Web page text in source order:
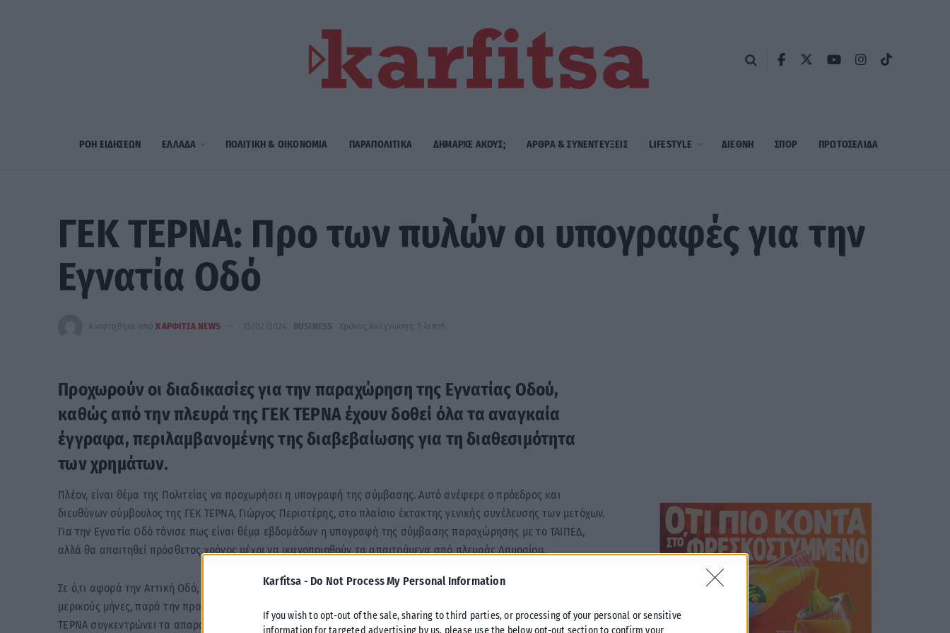
Karfitsa - Do Not Process My Personal Information
If you wish to opt-out of the sale, sharing to third parties, or processing of your personal or sensitive
information for targeted advertising by us, please use the below opt-out section to confirm your
ΡΟΗ ΕΙΔΗΣΕΩΝ ΕΛΛΑΔΑ ΠΟΛΙΤΙΚΗ & ΟΙΚΟΝΟΜΙΑ ΠΑΡΑΠΟΛΙΤΙΚΑ ΔΗΜΑΡΧE ΑΚΟΥΣ; ΑΡΘΡΑ & ΣΥΝΕΝΤΕΥΞΕΙΣ LIFESTYLE ΔΙΕΘΝΗ ΣΠΟΡ ΠΡΩΤΟΣΈΛΙΔΑ
ΓΕΚ ΤΕΡΝΑ: Προ των πυλών οι υπογραφές για την
Εγνατία Οδό
Αναρτήθηκε από ΚΑΡΦΙΤΣΑ NEWS 15/02/2024 BUSINESS Χρόνος Ανάγνωσης: 1 λεπτό
Προχωρούν οι διαδικασίες για την παραχώρηση της Εγνατίας Οδού,
καθώς από την πλευρά της ΓΕΚ ΤΕΡΝΑ έχουν δοθεί όλα τα αναγκαία
έγγραφα, περιλαμβανομένης της διαβεβαίωσης για τη διαθεσιμότητα
των χρημάτων.
Πλέον, είναι θέμα της Πολιτείας να προχωρήσει η υπογραφή της σύμβασης. Αυτό ανέφερε ο πρόεδρος και
διευθύνων σύμβουλος της ΓΕΚ ΤΕΡΝΑ, Γιώργος Περιστέρης, στο πλαίσιο έκτακτης γενικής συνέλευσης των μετόχων.
Για την Εγνατία Οδό τόνισε πως είναι θέμα εβδομάδων η υπογραφή της σύμβασης παραχώρησης με το ΤΑΙΠΕΔ,
αλλά θα απαιτηθεί πρόσθετος χρόνος μέχρι να ικανοποιηθούν τα απαιτούμενα από πλευράς Δημοσίου.
Σε ό,τι αφορά την Αττική Οδό, ο κ. Περιστέρης σημείωσε πως η προοπτική είναι η σύμβαση να υπογραφεί σε
μερικούς μήνες, παρά την προσφυγή που έχει γίνει στο Συμβούλιο της Επικρατείας (ΣτΕ), προσθέτοντας πως η ΓΕΚ
ΤΕΡΝΑ συγκεντρώνει τα απαραίτητα χρηματοοικονομικά έγγραφα για το ΤΑΙΠΕΔ. Επίσης, η διοίκηση της ΓΕΚ ΤΕΡΝΑ